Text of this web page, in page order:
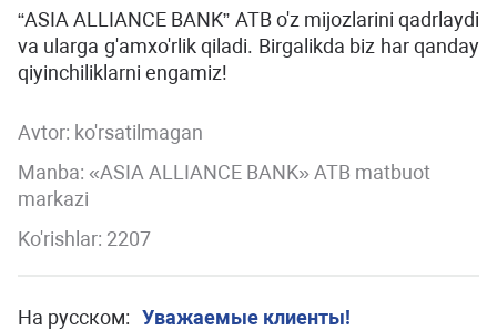
“ASIA ALLIANCE BANK” ATB o'z mijozlarini qadrlaydi
va ularga g'amxo'rlik qiladi. Birgalikda biz har qanday
qiyinchiliklarni engamiz!
Avtor: ko'rsatilmagan
Manba: «ASIA ALLIANCE BANK» ATB matbuot
markazi
Ko'rishlar: 2207
На русском: Уважаемые клиенты!